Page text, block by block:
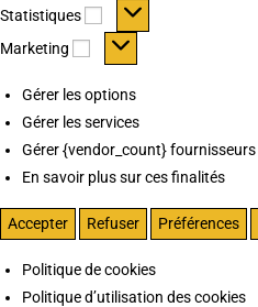
Statistiques Statistiques
Marketing Marketing
Gérer les options
Gérer les services
Gérer {vendor_count} fournisseurs
En savoir plus sur ces finalités
Accepter Refuser Préférences
Politique de cookies
Politique d’utilisation des cookies